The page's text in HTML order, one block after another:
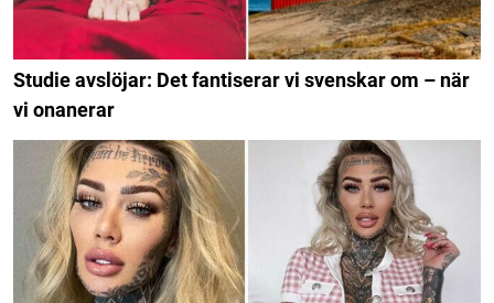
Studie avslöjar: Det fantiserar vi svenskar om – när
vi onanerar